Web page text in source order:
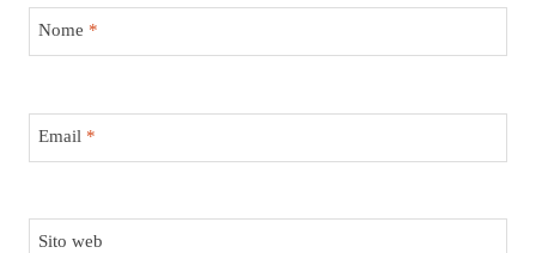
Nome *
Email *
Sito web